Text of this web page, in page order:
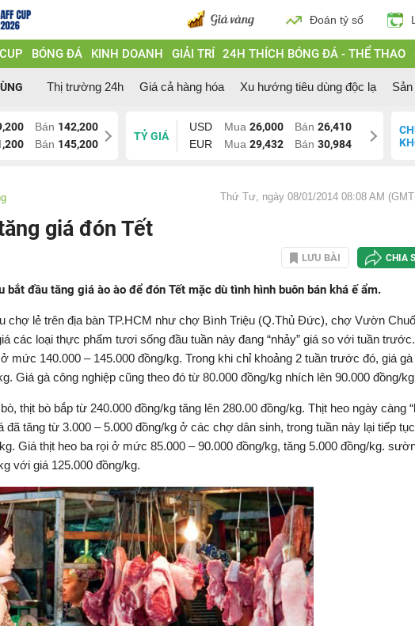
Đoán tỷ số
BÓNG ĐÁ KINH DOANH GIẢI TRÍ 24H THÍCH BÓNG ĐÁ - THỂ THAO
Thị trường 24h Giá cả hàng hóa Xu hướng tiêu dùng độc lạ
Bán 142,200
Bán 145,200
TỶ GIÁ
USD Mua 26,000 Bán 26,410
EUR
Mua 29,432 Bán 30,984
Thứ Tư, ngày 08/01/2014 08:08 AM
giá đón Tết
LƯU BÀI CHIA
đầu tăng giá ào ào để đón Tết mặc dù tình hình buôn bán khá ế ẩm.
chợ lẻ trên địa bàn TP.HCM như chợ Bình Triệu (Q.Thủ Đức), chợ Vườn
các loại thực phẩm tươi sống đầu tuần này đang “nhảy” giá so với tuần trước.
mức 140.000 – 145.000 đồng/kg. Trong khi chỉ khoảng 2 tuần trước đó, giá gà
Giá gà công nghiệp cũng theo đó từ 80.000 đồng/kg nhích lên 90.000 đồng/
thịt bò bắp từ 240.000 đồng/kg tăng lên 280.00 đồng/kg. Thịt heo ngày càng
đã tăng từ 3.000 – 5.000 đồng/kg ở các chợ dân sinh, trong tuần này lại tiếp tục
Giá thịt heo ba rọi ở mức 85.000 – 90.000 đồng/kg, tăng 5.000 đồng/kg.
với giá 125.000 đồng/kg.